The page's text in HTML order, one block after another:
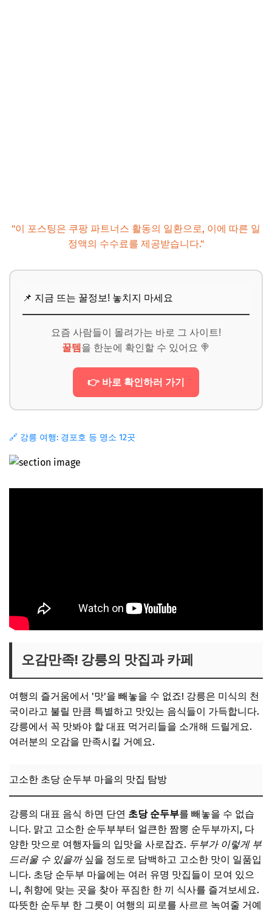
"이 포스팅은 쿠팡 파트너스 활동의 일환으로, 이에 따른 일
정액의 수수료를 제공받습니다."
📌 지금 뜨는 꿀정보! 놓치지 마세요
요즘 사람들이 몰려가는 바로 그 사이트!
꿀템 을 한눈에 확인할 수 있어요 🍭
👉 바로 확인하러 가기
🔗 강릉 여행: 경포호 등 명소 12곳
오감만족! 강릉의 맛집과 카페
여행의 즐거움에서 '맛'을 빼놓을 수 없죠! 강릉은 미식의 천
국이라고 불릴 만큼 특별하고 맛있는 음식들이 가득합니다.
강릉에서 꼭 맛봐야 할 대표 먹거리들을 소개해 드릴게요.
여러분의 오감을 만족시킬 거예요.
고소한 초당 순두부 마을의 맛집 탐방
강릉의 대표 음식 하면 단연 초당 순두부를 빼놓을 수 없습
니다. 맑고 고소한 순두부부터 얼큰한 짬뽕 순두부까지, 다
양한 맛으로 여행자들의 입맛을 사로잡죠. 두부가 이렇게 부
드러울 수 있을까싶을 정도로 담백하고 고소한 맛이 일품입
니다. 초당 순두부 마을에는 여러 유명 맛집들이 모여 있으
니, 취향에 맞는 곳을 찾아 푸짐한 한 끼 식사를 즐겨보세요.
따뜻한 순두부 한 그릇이 여행의 피로를 사르르 녹여줄 거예